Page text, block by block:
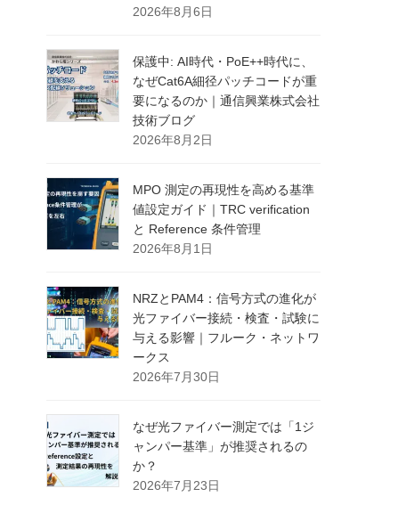
2026年8月6日
保護中: AI時代・PoE++時代に、
なぜCat6A細径パッチコードが重
要になるのか｜通信興業株式会社
技術ブログ
2026年8月2日
MPO 測定の再現性を高める基準
値設定ガイド｜TRC verification
と Reference 条件管理
2026年8月1日
NRZとPAM4：信号方式の進化が
光ファイバー接続・検査・試験に
与える影響｜フルーク・ネットワ
ークス
2026年7月30日
なぜ光ファイバー測定では「1ジ
ャンパー基準」が推奨されるの
か？
2026年7月23日